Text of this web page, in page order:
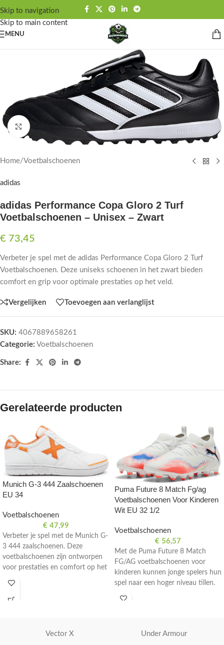
Skip to navigation
Skip to main content
MENU
Click to enlarge
Home/Voetbalschoenen
adidas
adidas Performance Copa Gloro 2 Turf
Voetbalschoenen – Unisex – Zwart
€ 73,45
Verbeter je spel met de adidas Performance Copa Gloro 2 Turf
Voetbalschoenen. Deze uniseks schoenen in het zwart bieden
comfort en grip voor optimale prestaties op het veld.
Vergelijken Toevoegen aan verlanglijst
SKU: 4067889658261
Categorie: Voetbalschoenen
Share:
Gerelateerde producten
Munich G-3 444 Zaalschoenen
EU 34
Voetbalschoenen
€ 47,99
Verbeter je spel met de Munich G-
3 444 zaalschoenen. Deze
voetbalschoenen zijn ontworpen
voor prestaties en comfort op het
Puma Future 8 Match Fg/ag
Voetbalschoenen Voor Kinderen
Wit EU 32 1/2
Voetbalschoenen
€ 56,57
Met de Puma Future 8 Match
FG/AG voetbalschoenen voor
kinderen kunnen jonge spelers hun
spel naar een hoger niveau tillen.
Vector X Under Armour